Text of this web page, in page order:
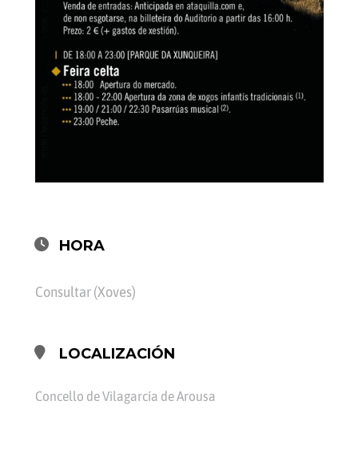
HORA
Consultar (Xoves)
LOCALIZACIÓN
Concello de Vilagarcía de Arousa